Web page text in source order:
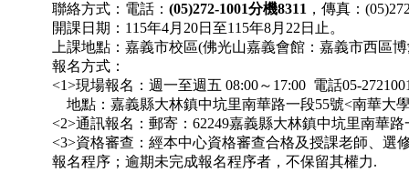
聯絡方式：電話： (05)272-1001分機8311 ，傳真：
開課日期：115年4月20日至115年8月22日止。
上課地點：嘉義市校區(佛光山嘉義會館：嘉義市西區
報名方式：
<1>現場報名：週一至週五 08:00～17:00 電話05-
地點：嘉義縣大林鎮中坑里南華路一段55號<南華大
<2>通訊報名：郵寄：62249嘉義縣大林鎮中坑里南華
<3>資格審查：經本中心資格審查合格及授課老師、選
報名程序；逾期未完成報名程序者，不保留其權力.